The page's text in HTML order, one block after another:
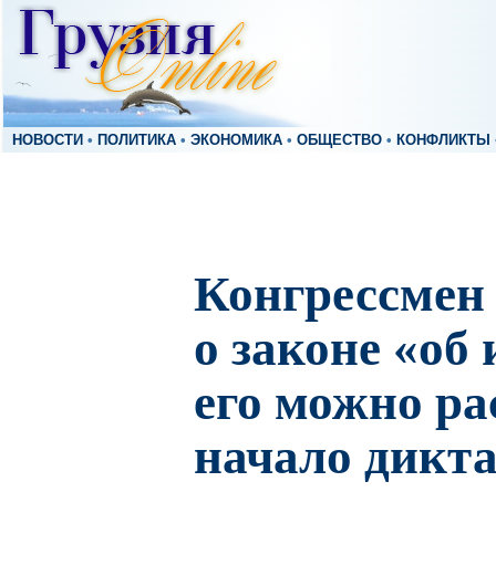
НОВОСТИ • ПОЛИТИКА • ЭКОНОМИКА • ОБЩЕСТВО • КОНФЛИКТЫ
о законе «об
его можно
начало